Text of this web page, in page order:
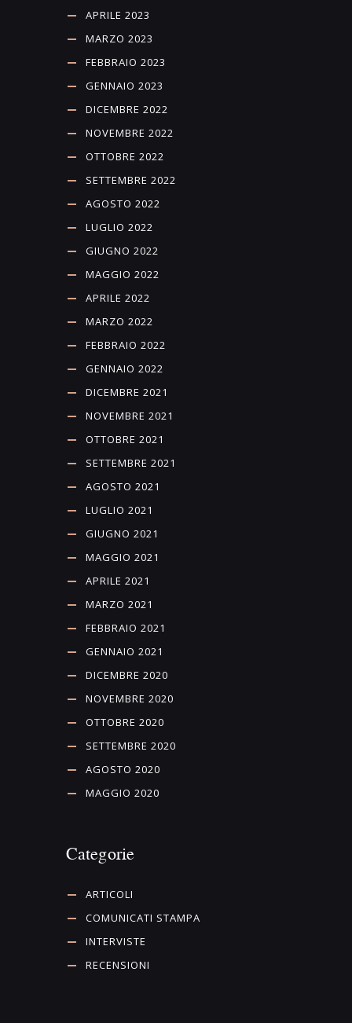
APRILE 2023
MARZO 2023
FEBBRAIO 2023
GENNAIO 2023
DICEMBRE 2022
NOVEMBRE 2022
OTTOBRE 2022
SETTEMBRE 2022
AGOSTO 2022
LUGLIO 2022
GIUGNO 2022
MAGGIO 2022
APRILE 2022
MARZO 2022
FEBBRAIO 2022
GENNAIO 2022
DICEMBRE 2021
NOVEMBRE 2021
OTTOBRE 2021
SETTEMBRE 2021
AGOSTO 2021
LUGLIO 2021
GIUGNO 2021
MAGGIO 2021
APRILE 2021
MARZO 2021
FEBBRAIO 2021
GENNAIO 2021
DICEMBRE 2020
NOVEMBRE 2020
OTTOBRE 2020
SETTEMBRE 2020
AGOSTO 2020
MAGGIO 2020
Categorie
ARTICOLI
COMUNICATI STAMPA
INTERVISTE
RECENSIONI